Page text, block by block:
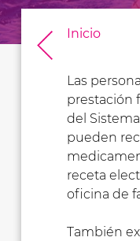
Inicio
Las
prestación
del
pueden
receta
oficina de
También